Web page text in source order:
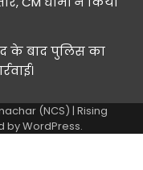
के बाद पुलिस का
(NCS) | Rising
byWordPress.